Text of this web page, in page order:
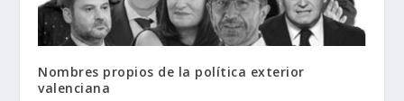
Nombres propios de la política exterior
valenciana